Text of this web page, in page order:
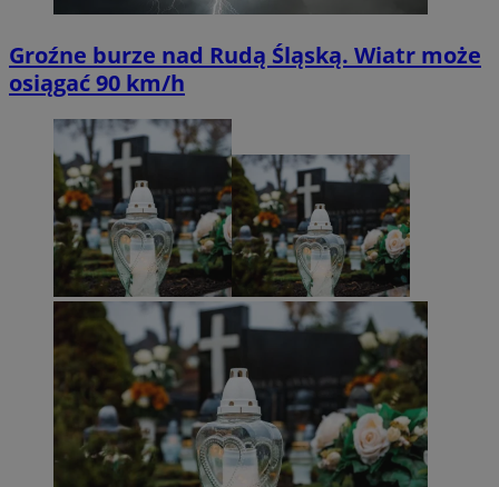
Groźne burze nad Rudą Śląską. Wiatr może
osiągać 90 km/h